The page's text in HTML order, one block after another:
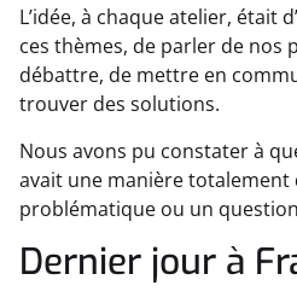
L’idée, à chaque atelier, était
ces thèmes, de parler de nos
débattre, de mettre en
trouver des solutions.
Nous avons pu constater à
avait une manière
problématique ou un
Dernier jour à